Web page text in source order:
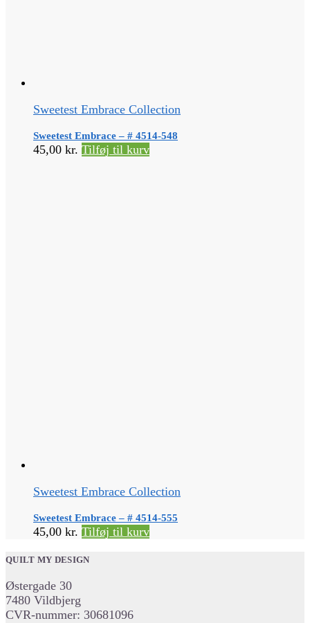
Sweetest Embrace Collection
Sweetest Embrace – # 4514-548
45,00 kr. Tilføj til kurv
Sweetest Embrace Collection
Sweetest Embrace – # 4514-555
45,00 kr. Tilføj til kurv
QUILT MY DESIGN
Østergade 30
7480 Vildbjerg
CVR-nummer: 30681096